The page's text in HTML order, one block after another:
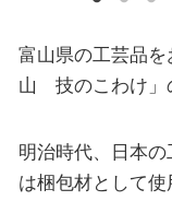
富山県の工芸品
山 技のこわけ」
明治時代、日本
は梱包材として